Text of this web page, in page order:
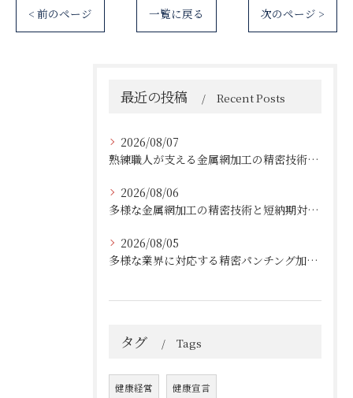
< 前のページ 一覧に戻る 次のページ >
最近の投稿 Recent Posts
2026/08/07
熟練職人が支える金属網加工の精密技術と柔軟対応
2026/08/06
多様な金属網加工の精密技術と短納期対応の実例
2026/08/05
多様な業界に対応する精密パンチング加工の実践技術
タグ Tags
健康経営 健康宣言